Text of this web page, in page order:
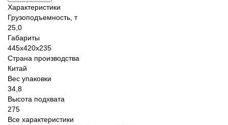
Характеристики
Грузоподъемность, т
25,0
Габариты
445х420х235
Страна производства
Китай
Вес упаковки
34,8
Высота подхвата
275
Все характеристики